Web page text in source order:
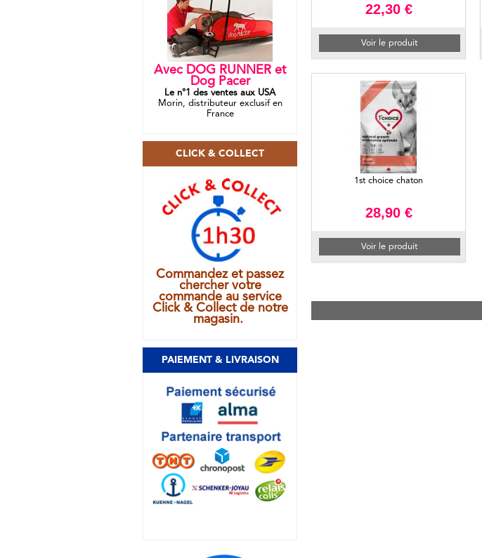
Avec DOG RUNNER et
Dog Pacer
Le n°1 des ventes aux USA
Morin, distributeur exclusif en
France
CLICK & COLLECT
Commandez et passez
chercher votre
commande au service
Click & Collect de notre
magasin.
PAIEMENT & LIVRAISON
22,30 €
Voir le produit
1st choice chaton
28,90 €
Voir le produit